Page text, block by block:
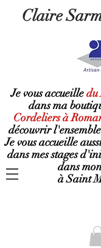
Claire
Je vous accueilledu
dans ma
Cordeliers à
découvrir
Je vous accueille
dans mes stages
dans
à Saint